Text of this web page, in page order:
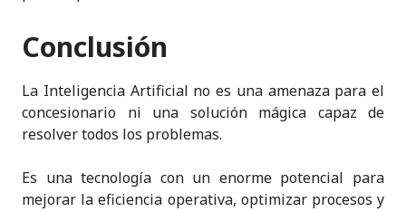
Conclusión
La Inteligencia Artificial no es una amenaza para el
concesionario ni una solución mágica capaz de
resolver todos los problemas.
Es una tecnología con un enorme potencial para
mejorar la eficiencia operativa, optimizar procesos y